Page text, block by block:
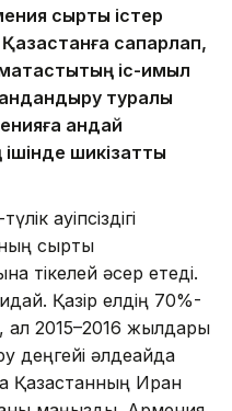
сыртқы істер
сапарлап,
іс-қимыл
туралы
қандай
шикізаттық
қауіпсіздігі
сыртқы
тікелей әсер етеді.
Қазір елдің 70%-
2015–2016 жылдары
деңгейі әлдеқайда
Қазақстанның Иран